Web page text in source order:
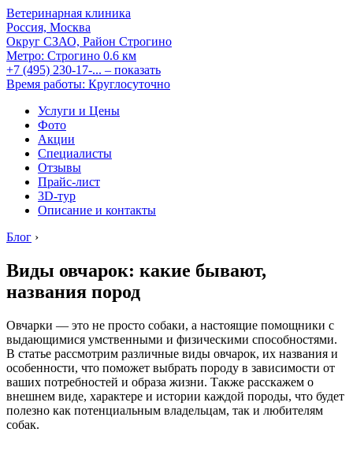
Ветеринарная клиника
Россия, Москва
Округ СЗАО, Район Строгино
Метро: Строгино 0.6 км
+7 (495) 230-17-... – показать
Время работы: Круглосуточно
Услуги и Цены
Фото
Акции
Специалисты
Отзывы
Прайс-лист
3D-тур
Описание и контакты
Блог ›
Виды овчарок: какие бывают,
названия пород
Овчарки — это не просто собаки, а настоящие помощники с
выдающимися умственными и физическими способностями.
В статье рассмотрим различные виды овчарок, их названия и
особенности, что поможет выбрать породу в зависимости от
ваших потребностей и образа жизни. Также расскажем о
внешнем виде, характере и истории каждой породы, что будет
полезно как потенциальным владельцам, так и любителям
собак.